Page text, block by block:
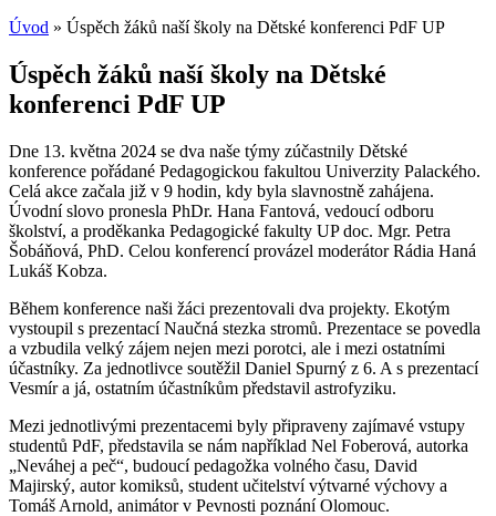
Úvod » Úspěch žáků naší školy na Dětské konferenci PdF UP
Úspěch žáků naší školy na Dětské
konferenci PdF UP
Dne 13. května 2024 se dva naše týmy zúčastnily Dětské
konference pořádané Pedagogickou fakultou Univerzity Palackého.
Celá akce začala již v 9 hodin, kdy byla slavnostně zahájena.
Úvodní slovo pronesla PhDr. Hana Fantová, vedoucí odboru
školství, a proděkanka Pedagogické fakulty UP doc. Mgr. Petra
Šobáňová, PhD. Celou konferencí provázel moderátor Rádia Haná
Lukáš Kobza.
Během konference naši žáci prezentovali dva projekty. Ekotým
vystoupil s prezentací Naučná stezka stromů. Prezentace se povedla
a vzbudila velký zájem nejen mezi porotci, ale i mezi ostatními
účastníky. Za jednotlivce soutěžil Daniel Spurný z 6. A s prezentací
Vesmír a já, ostatním účastníkům představil astrofyziku.
Mezi jednotlivými prezentacemi byly připraveny zajímavé vstupy
studentů PdF, představila se nám například Nel Foberová, autorka
„Neváhej a peč“, budoucí pedagožka volného času, David
Majirský, autor komiksů, student učitelství výtvarné výchovy a
Tomáš Arnold, animátor v Pevnosti poznání Olomouc.